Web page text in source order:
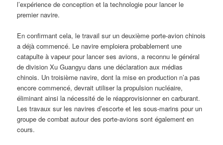
l’expérience de conception et la technologie pour lancer le
premier navire.
En confirmant cela, le travail sur un deuxième porte-avion chinois
a déjà commencé. Le navire emploiera probablement une
catapulte à vapeur pour lancer ses avions, a reconnu le général
de division Xu Guangyu dans une déclaration aux médias
chinois. Un troisième navire, dont la mise en production n’a pas
encore commencé, devrait utiliser la propulsion nucléaire,
éliminant ainsi la nécessité de le réapprovisionner en carburant.
Les travaux sur les navires d’escorte et les sous-marins pour un
groupe de combat autour des porte-avions sont également en
cours.